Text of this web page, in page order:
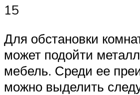
15
Для обстановки
может подойти
мебель. Среди ее
можно выделить